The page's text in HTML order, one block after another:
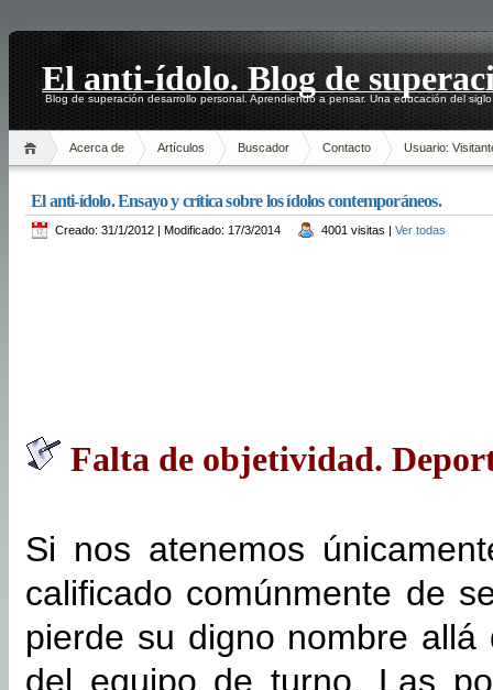
El anti-ídolo. Blog de
Blog de superación desarrollo personal. Aprendiendo a pensar. Una educación del
Acerca de Artículos Buscador Contacto Usuario:
El anti-ídolo. Ensayo y crítica sobre los ídolos contemporáneos.
Creado: 31/1/2012 | Modificado: 17/3/2014 4001 visitas | Ver todas
Falta de objetividad.
Si nos atenemos
calificado comúnmente de
pierde su digno nombre
del equipo de turno. Las